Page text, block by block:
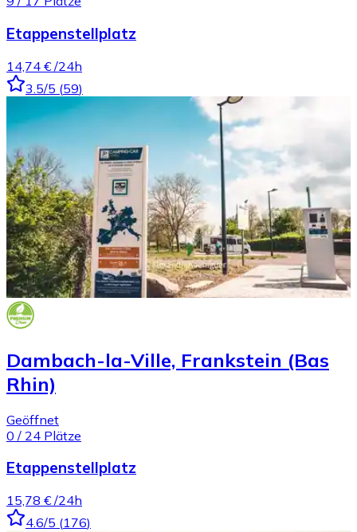
Etappenstellplatz
14,74 € /24h
3.5/5 (59)
Dambach-la-Ville, Frankstein (Bas
Rhin)
Geöffnet
0 / 24 Plätze
Etappenstellplatz
15,78 € /24h
4.6/5 (176)